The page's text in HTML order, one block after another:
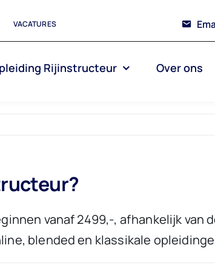
VACATURES
Rijinstructeur Over ons
vanaf 2499,-, afhankelijk
blended en klassikale